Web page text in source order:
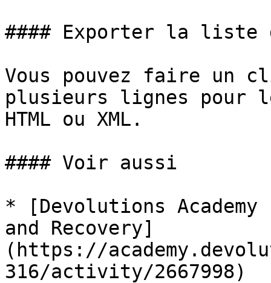
#### Exporter la liste
Vous pouvez faire un
plusieurs lignes pour
HTML ou XML.
#### Voir aussi
* [Devolutions
and Recovery]
(https://
316/activity/2667998)